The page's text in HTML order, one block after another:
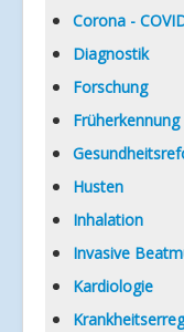
Corona -
Diagnostik
Forschung
Früherkennung
Husten
Inhalation
Invasive
Kardiologie